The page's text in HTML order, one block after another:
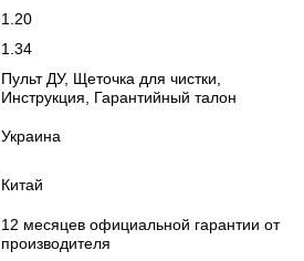
1.20
1.34
Пульт ДУ, Щеточка для чистки,
Инструкция, Гарантийный талон
Украина
Китай
12 месяцев официальной гарантии от
производителя